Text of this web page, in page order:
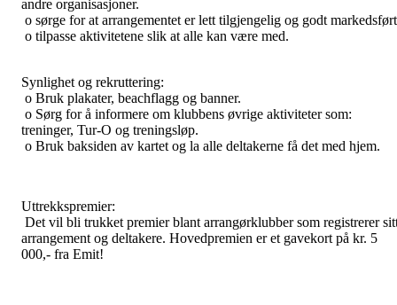
andre organisasjoner.
o sørge for at arrangementet er lett tilgjengelig og godt
o tilpasse aktivitetene slik at alle kan være med.
Synlighet og rekruttering:
o Bruk plakater, beachflagg og banner.
o Sørg for å informere om klubbens øvrige aktiviteter som:
treninger, Tur-O og treningsløp.
o Bruk baksiden av kartet og la alle deltakerne få det med hjem.
Uttrekkspremier:
Det vil bli trukket premier blant arrangørklubber som registrerer
arrangement og deltakere. Hovedpremien er et gavekort på kr. 5
000,- fra Emit!